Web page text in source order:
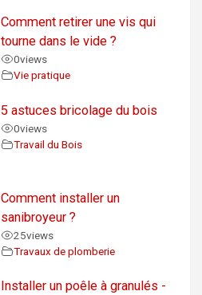
Comment retirer une vis qui
tourne dans le vide ?
0views
Vie pratique
5 astuces bricolage du bois
0views
Travail du Bois
Comment installer un
sanibroyeur ?
25views
Travaux de plomberie
Installer un poêle à granulés -